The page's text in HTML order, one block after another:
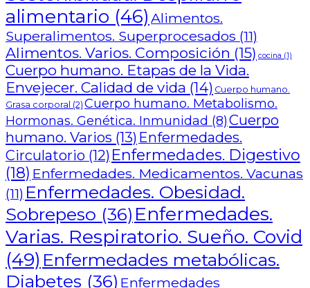
alimentario (46) Alimentos.
Superalimentos. Superprocesados (11)
Alimentos. Varios. Composición (15) cocina (1)
Cuerpo humano. Etapas de la Vida.
Envejecer. Calidad de vida (14) Cuerpo humano.
Grasa corporal (2) Cuerpo humano. Metabolismo.
Hormonas. Genética. Inmunidad (8)Cuerpo
humano. Varios (13) Enfermedades.
Circulatorio (12) Enfermedades. Digestivo
(18) Enfermedades. Medicamentos. Vacunas
(11) Enfermedades. Obesidad.
Sobrepeso (36) Enfermedades.
Varias. Respiratorio. Sueño. Covid
(49) Enfermedades metabólicas.
Diabetes (36) Enfermedades